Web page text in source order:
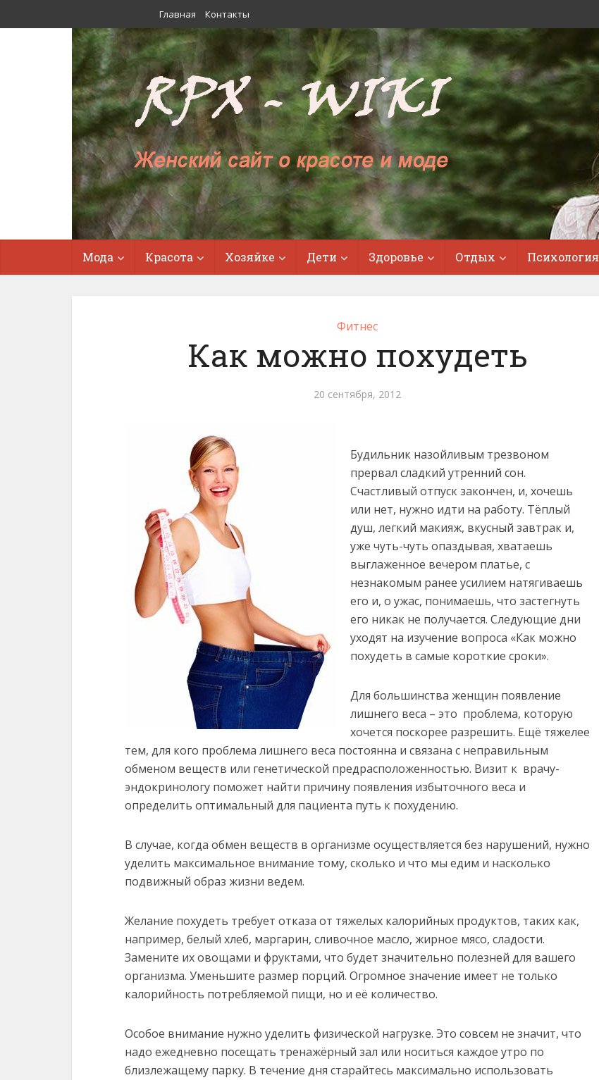
Главная Контакты
Мода Красота Хозяйке Дети Здоровье Отдых Психология
Фитнес
Как можно похудеть
20 сентября, 2012
Будильник назойливым трезвоном
прервал сладкий утренний сон.
Счастливый отпуск закончен, и, хочешь
или нет, нужно идти на работу. Тёплый
душ, легкий макияж, вкусный завтрак и,
уже чуть-чуть опаздывая, хватаешь
выглаженное вечером платье, с
незнакомым ранее усилием натягиваешь
его и, о ужас, понимаешь, что застегнуть
его никак не получается. Следующие дни
уходят на изучение вопроса «Как можно
похудеть в самые короткие сроки».
Для большинства женщин появление
лишнего веса – это проблема, которую
хочется поскорее разрешить. Ещё тяжелее
тем, для кого проблема лишнего веса постоянна и связана с неправильным
обменом веществ или генетической предрасположенностью. Визит к врачу-
эндокринологу поможет найти причину появления избыточного веса и
определить оптимальный для пациента путь к похудению.
В случае, когда обмен веществ в организме осуществляется без нарушений, нужно
уделить максимальное внимание тому, сколько и что мы едим и насколько
подвижный образ жизни ведем.
Желание похудеть требует отказа от тяжелых калорийных продуктов, таких как,
например, белый хлеб, маргарин, сливочное масло, жирное мясо, сладости.
Замените их овощами и фруктами, что будет значительно полезней для вашего
организма. Уменьшите размер порций. Огромное значение имеет не только
калорийность потребляемой пищи, но и её количество.
Особое внимание нужно уделить физической нагрузке. Это совсем не значит, что
надо ежедневно посещать тренажёрный зал или носиться каждое утро по
близлежащему парку. В течение дня старайтесь максимально использовать